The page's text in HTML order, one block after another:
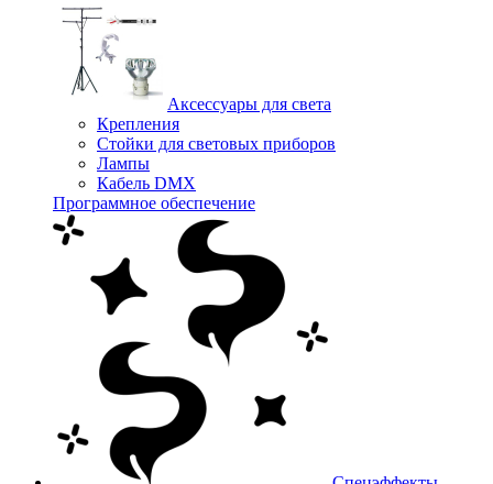
Аксессуары для света
Крепления
Стойки для световых приборов
Лампы
Кабель DMX
Программное обеспечение